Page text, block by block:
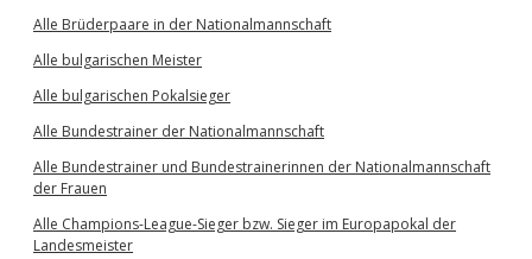
Alle Brüderpaare in der Nationalmannschaft
Alle bulgarischen Meister
Alle bulgarischen Pokalsieger
Alle Bundestrainer der Nationalmannschaft
Alle Bundestrainer und Bundestrainerinnen der Nationalmannschaft
der Frauen
Alle Champions-League-Sieger bzw. Sieger im Europapokal der
Landesmeister